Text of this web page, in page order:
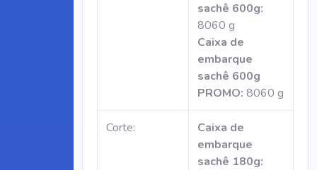
sachê 600g:
8060 g
Caixa de
embarque
sachê 600g
PROMO: 8060 g
Corte:
Caixa de
embarque
sachê 180g: